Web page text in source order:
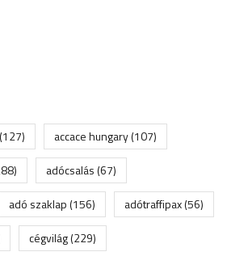
(127) accace hungary(107)
adócsalás(67)
adó szaklap(156) adótraffipax(56)
cégvilág(229)